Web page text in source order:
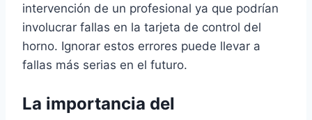
intervención de un profesional ya que podrían
involucrar fallas en la tarjeta de control del
horno. Ignorar estos errores puede llevar a
fallas más serias en el futuro.
La importancia del